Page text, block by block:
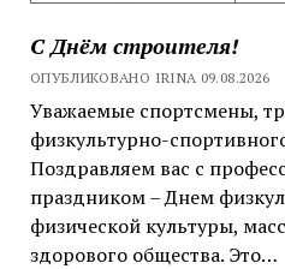
С Днём строителя!
ОПУБЛИКОВАНО IRINA 09.08.2026
Уважаемые спортсмены,
физкультурно-
Поздравляем вас с
праздником – Днем
физической культуры,
здорового общества. Это…